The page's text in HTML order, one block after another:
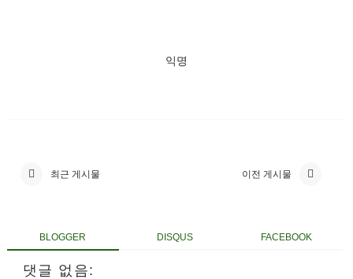
익명
최근 게시물 이전 게시물
BLOGGER DISQUS FACEBOOK
댓글 없음: